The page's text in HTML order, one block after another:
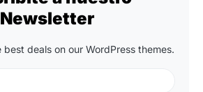
Newsletter
deals on our WordPress themes.